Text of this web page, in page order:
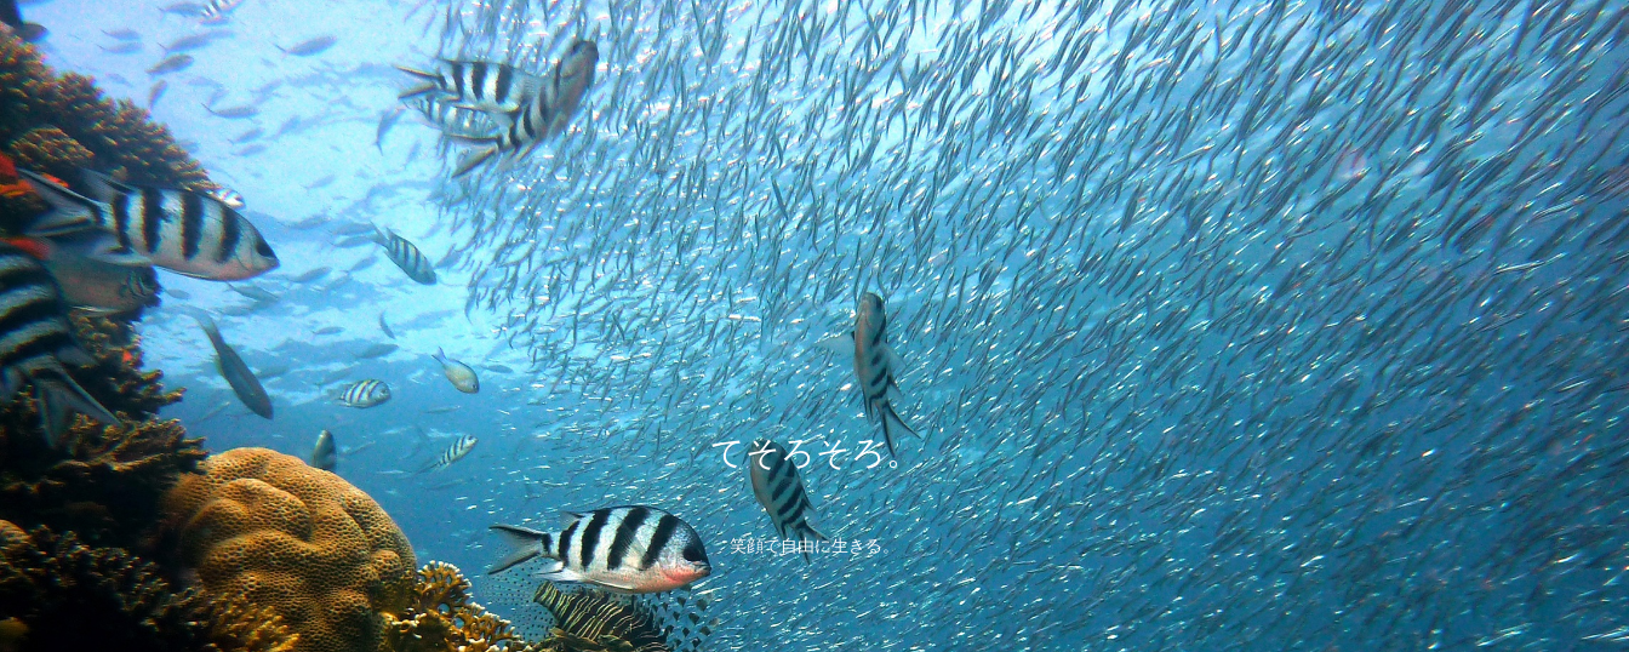
てそろそろ。
笑顔で自由に生きる。